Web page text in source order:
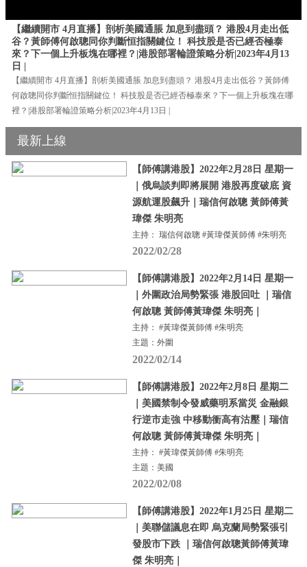
【繼續開市 4月直播】剖析美國通脹 加息到盡頭？ 港股4月走出低
谷？黃師傅何啟聰同你判斷恒指關鍵位！ 科技股是否已經否極泰
來？下一個上升板塊在哪裡？|港股部署輪證策略分析|2023年4月13
日 |
【繼續開市 4月直播】剖析美國通脹 加息到盡頭？ 港股4月走出低谷？黃師傅
何啟聰同你判斷恒指關鍵位！ 科技股是否已經否極泰來？下一個上升板塊在哪
裡？|港股部署輪證策略分析|2023年4月13日 |
最新上線
【師傅講港股】2022年2月28日 星期一
｜俄烏談判即將展開 港股再度破底 資
源航運股飆升｜瑞信何啟聰 黃師傅黃
瑋傑 朱明亮
主持： 瑞信何啟聰 #黃瑋傑黃師傅 #朱明亮
2022/02/28
【師傅講港股】2022年2月14日 星期一
｜外圍政治局勢緊張 港股回吐 ｜瑞信
何啟聰 黃師傅黃瑋傑 朱明亮｜
主持： #黃瑋傑黃師傅 #朱明亮
主題：外圍
2022/02/14
【師傅講港股】2022年2月8日 星期二
｜美國禁制令發威藥明系當災 金融銀
行逆市走強 中移動衝高有沽壓｜瑞信
何啟聰 黃師傅黃瑋傑 朱明亮｜
主持： #黃瑋傑黃師傅 #朱明亮
主題：美國
2022/02/08
【師傅講港股】2022年1月25日 星期二
｜美聯儲議息在即 烏克蘭局勢緊張引
發股市下跌 ｜瑞信何啟聰黃師傅黃瑋
傑 朱明亮｜